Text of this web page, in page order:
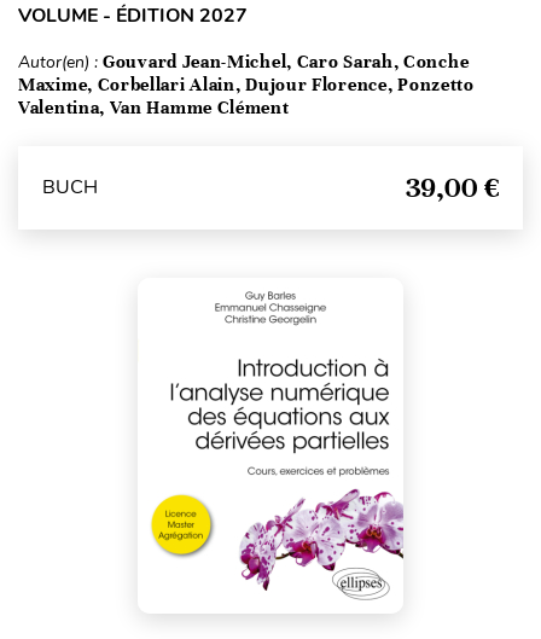
VOLUME - ÉDITION 2027
Autor(en) : Gouvard Jean-Michel, Caro Sarah, Conche
Maxime, Corbellari Alain, Dujour Florence, Ponzetto
Valentina, Van Hamme Clément
BUCH 39,00 €